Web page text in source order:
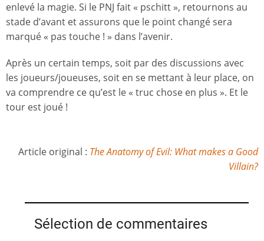
enlevé la magie. Si le PNJ fait « pschitt », retournons au
stade d’avant et assurons que le point changé sera
marqué « pas touche ! » dans l’avenir.
Après un certain temps, soit par des discussions avec
les joueurs/joueuses, soit en se mettant à leur place, on
va comprendre ce qu’est le « truc chose en plus ». Et le
tour est joué !
Article original : The Anatomy of Evil: What makes a Good
Villain?
Sélection de commentaires